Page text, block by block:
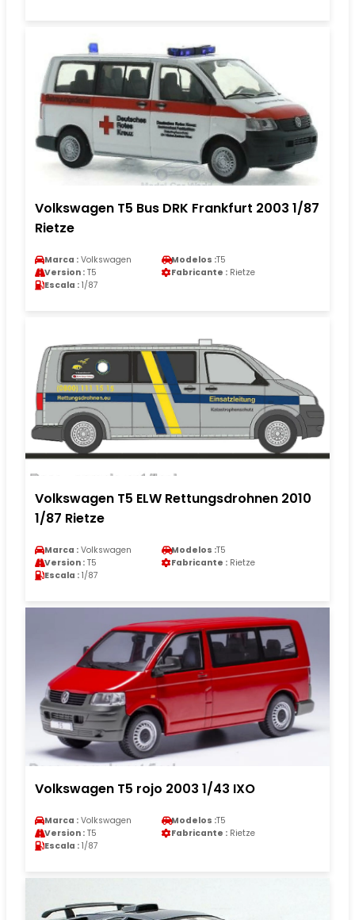
Volkswagen T5 Bus DRK Frankfurt 2003 1/87
Rietze
Marca : Volkswagen Modelos :T5
Version : T5 Fabricante : Rietze
Escala : 1/87
Volkswagen T5 ELW Rettungsdrohnen 2010
1/87 Rietze
Marca : Volkswagen Modelos :T5
Version : T5 Fabricante : Rietze
Escala : 1/87
Volkswagen T5 rojo 2003 1/43 IXO
Marca : Volkswagen Modelos :T5
Version : T5 Fabricante : Rietze
Escala : 1/87